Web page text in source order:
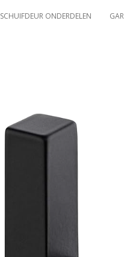
SCHUIFDEUR ONDERDELEN